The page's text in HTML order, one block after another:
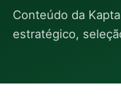
Conteúdo da
estratégico,